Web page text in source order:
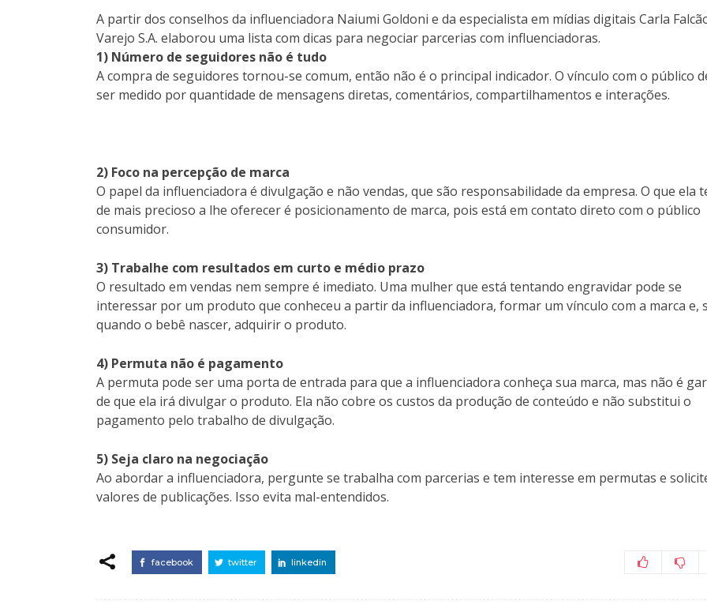
A partir dos conselhos da influenciadora Naiumi Goldoni e da especialista em mídias digitais Carla
Varejo S.A. elaborou uma lista com dicas para negociar parcerias com influenciadoras.
1) Número de seguidores não é tudo
A compra de seguidores tornou-se comum, então não é o principal indicador. O vínculo com o público
ser medido por quantidade de mensagens diretas, comentários, compartilhamentos e interações.
2) Foco na percepção de marca
O papel da influenciadora é divulgação e não vendas, que são responsabilidade da empresa. O que ela
de mais precioso a lhe oferecer é posicionamento de marca, pois está em contato direto com o público
consumidor.
3) Trabalhe com resultados em curto e médio prazo
O resultado em vendas nem sempre é imediato. Uma mulher que está tentando engravidar pode se
interessar por um produto que conheceu a partir da influenciadora, formar um vínculo com a marca e,
quando o bebê nascer, adquirir o produto.
4) Permuta não é pagamento
A permuta pode ser uma porta de entrada para que a influenciadora conheça sua marca, mas não é
de que ela irá divulgar o produto. Ela não cobre os custos da produção de conteúdo e não substitui o
pagamento pelo trabalho de divulgação.
5) Seja claro na negociação
Ao abordar a influenciadora, pergunte se trabalha com parcerias e tem interesse em permutas e
valores de publicações. Isso evita mal-entendidos.
facebook twitter linkedin